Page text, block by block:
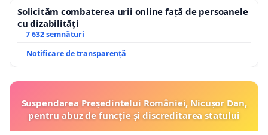
Solicităm combaterea urii online față de persoanele
cu dizabilități
7 632 semnături
Notificare de transparență
Suspendarea Președintelui României, Nicușor Dan,
pentru abuz de funcție și discreditarea statului